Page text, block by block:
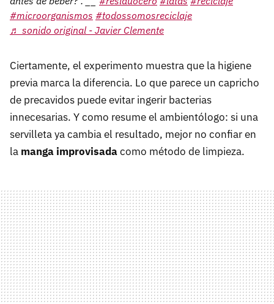
#microorganismos #todossomosreciclaje
♬ sonido original - Javier Clemente
Ciertamente, el experimento muestra que la higiene
previa marca la diferencia. Lo que parece un capricho
de precavidos puede evitar ingerir bacterias
innecesarias. Y como resume el ambientólogo: si una
servilleta ya cambia el resultado, mejor no confiar en
la manga improvisadacomo método de limpieza.